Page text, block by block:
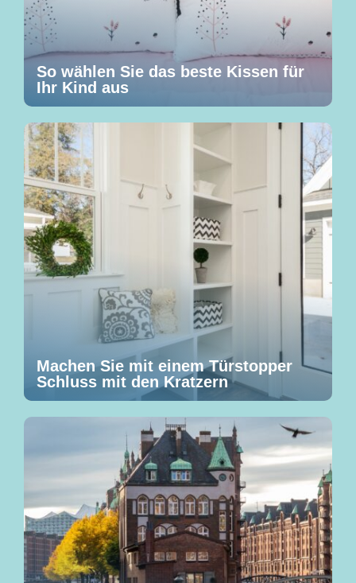
So wählen Sie das beste Kissen für
Ihr Kind aus
Machen Sie mit einem Türstopper
Schluss mit den Kratzern